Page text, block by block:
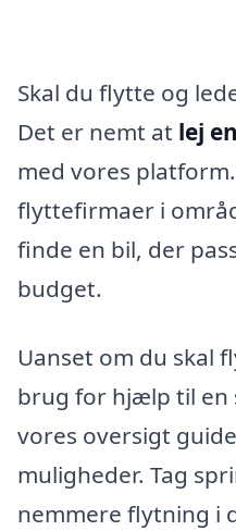
Skal du flytte og
Det er nemt at lej
med vores
flyttefirmaer i
finde en bil, der
budget.
Uanset om du skal
brug for hjælp til en
vores oversigt
muligheder. Tag
nemmere flytning i